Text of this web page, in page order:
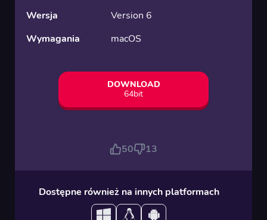
Wersja
Version 6
Wymagania
macOS
DOWNLOAD
64bit
50 13
Dostępne również na innych platformach